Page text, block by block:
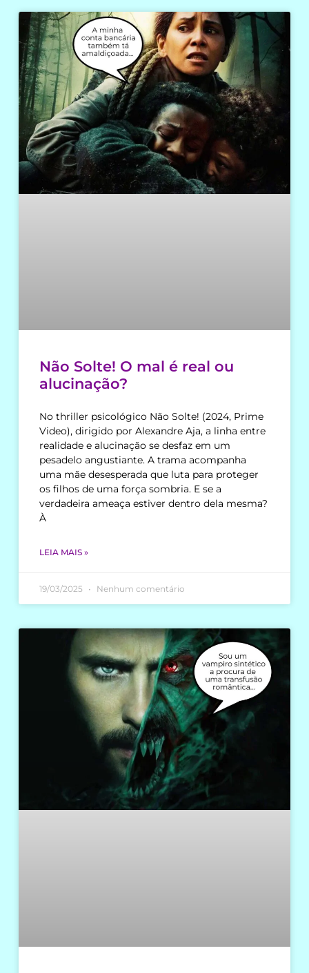
Não Solte! O mal é real ou
alucinação?
No thriller psicológico Não Solte! (2024, Prime
Video), dirigido por Alexandre Aja, a linha entre
realidade e alucinação se desfaz em um
pesadelo angustiante. A trama acompanha
uma mãe desesperada que luta para proteger
os filhos de uma força sombria. E se a
verdadeira ameaça estiver dentro dela mesma?
À
LEIA MAIS »
19/03/2025 Nenhum comentário